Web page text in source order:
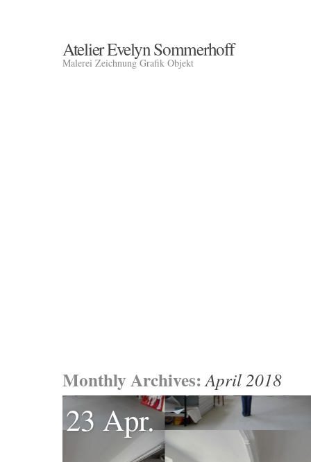
Atelier Evelyn Sommerhoff
Malerei Zeichnung Grafik Objekt
Monthly Archives:April 2018
23 Apr.